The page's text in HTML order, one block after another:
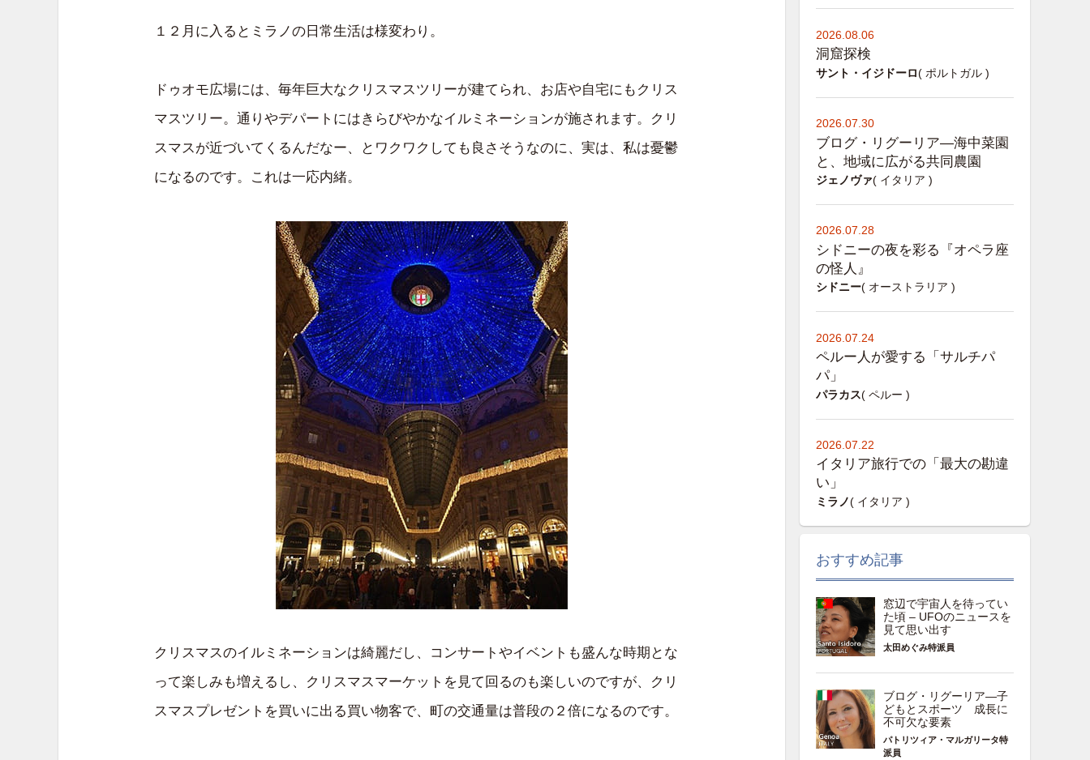
１２月に入るとミラノの日常生活は様変わり。
ドゥオモ広場には、毎年巨大なクリスマスツリーが建てられ、お店や自宅にもクリス
マスツリー。通りやデパートにはきらびやかなイルミネーションが施されます。クリ
スマスが近づいてくるんだなー、とワクワクしても良さそうなのに、実は、私は憂鬱
になるのです。これは一応内緒。
クリスマスのイルミネーションは綺麗だし、コンサートやイベントも盛んな時期とな
って楽しみも増えるし、クリスマスマーケットを見て回るのも楽しいのですが、クリ
スマスプレゼントを買いに出る買い物客で、町の交通量は普段の２倍になるのです。
2026.08.06
洞窟探検
サント・イジドーロ( ポルトガル )
2026.07.30
ブログ・リグーリア―海中菜園
と、地域に広がる共同農園
ジェノヴァ( イタリア )
2026.07.28
シドニーの夜を彩る『オペラ座
の怪人』
シドニー( オーストラリア )
2026.07.24
ペルー人が愛する「サルチパ
パ」
パラカス( ペルー )
2026.07.22
イタリア旅行での「最大の勘違
い」
ミラノ( イタリア )
おすすめ記事
窓辺で宇宙人を待ってい
た頃 – UFOのニュースを
見て思い出す
太田めぐみ特派員
ブログ・リグーリア―子
どもとスポーツ 成長に
不可欠な要素
パトリツィア・マルガリータ特
派員